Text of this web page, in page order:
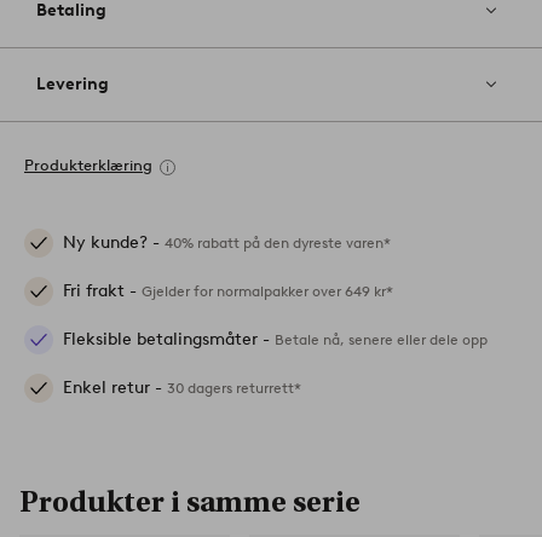
Betaling
Levering
Produkterklæring
Ny kunde? - 40% rabatt på den dyreste varen*
Fri frakt - Gjelder for normalpakker over 649 kr*
Fleksible betalingsmåter - Betale nå, senere eller dele opp
Enkel retur - 30 dagers returrett*
Produkter i samme serie